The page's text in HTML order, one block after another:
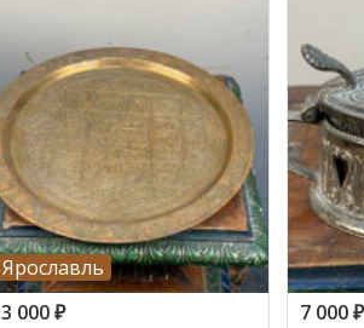
Ярославль
3 000₽
7 000₽